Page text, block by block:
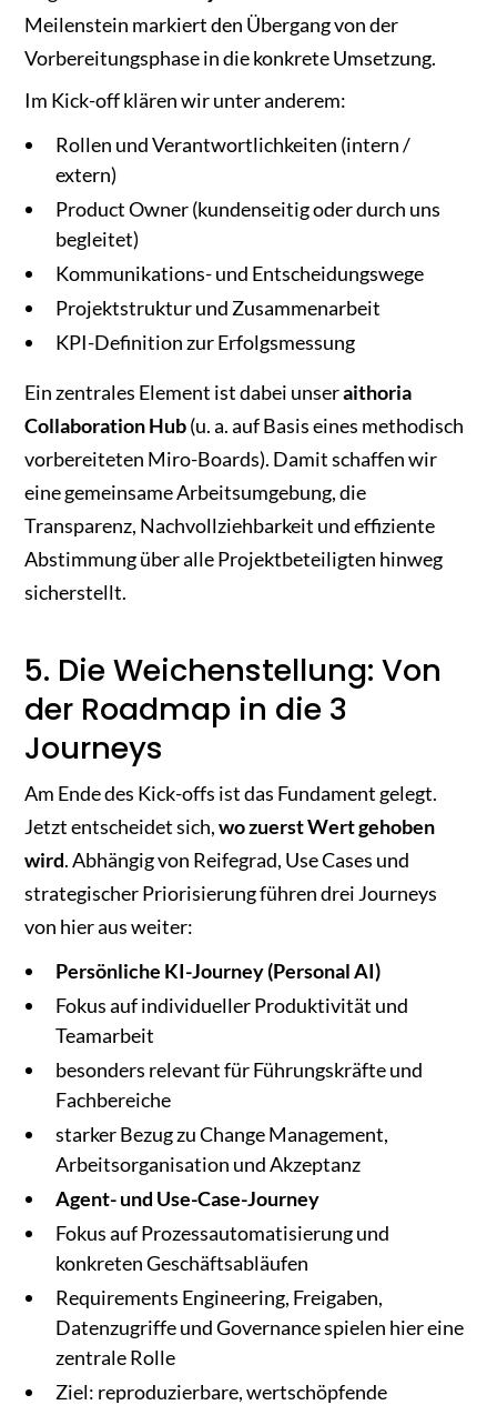
Meilenstein markiert den Übergang von der
Vorbereitungsphase in die konkrete Umsetzung.
Im Kick-off klären wir unter anderem:
Rollen und Verantwortlichkeiten (intern /
extern)
Product Owner (kundenseitig oder durch uns
begleitet)
Kommunikations- und Entscheidungswege
Projektstruktur und Zusammenarbeit
KPI-Definition zur Erfolgsmessung
Ein zentrales Element ist dabei unseraithoria
Collaboration Hub(u. a. auf Basis eines methodisch
vorbereiteten Miro-Boards). Damit schaffen wir
eine gemeinsame Arbeitsumgebung, die
Transparenz, Nachvollziehbarkeit und effiziente
Abstimmung über alle Projektbeteiligten hinweg
sicherstellt.
5. Die Weichenstellung: Von
der Roadmap in die 3
Journeys
Am Ende des Kick-offs ist das Fundament gelegt.
Jetzt entscheidet sich,wo zuerst Wert gehoben
wird. Abhängig von Reifegrad, Use Cases und
strategischer Priorisierung führen drei Journeys
von hier aus weiter:
Persönliche KI-Journey (Personal AI)
Fokus auf individueller Produktivität und
Teamarbeit
besonders relevant für Führungskräfte und
Fachbereiche
starker Bezug zu Change Management,
Arbeitsorganisation und Akzeptanz
Agent- und Use-Case-Journey
Fokus auf Prozessautomatisierung und
konkreten Geschäftsabläufen
Requirements Engineering, Freigaben,
Datenzugriffe und Governance spielen hier eine
zentrale Rolle
Ziel: reproduzierbare, wertschöpfende